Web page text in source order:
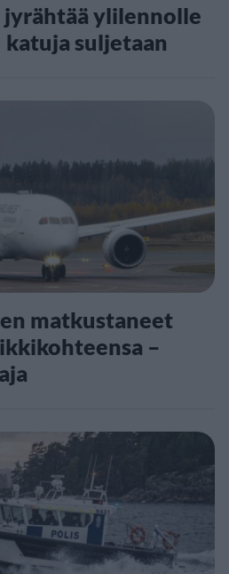
jyrähtää ylilennolle
katuja suljetaan
matkustaneet
–